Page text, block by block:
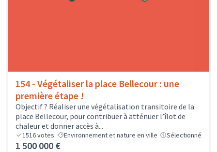
154 - Végétaliser la place Bellecour : une
première étape !
Objectif ? Réaliser une végétalisation transitoire de la
place Bellecour, pour contribuer à atténuer l’îlot de
chaleur et donner accès à...
1516votes Environnement et nature en ville Sélectionné
1 500 000 €